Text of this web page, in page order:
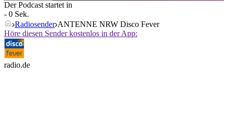
Der Podcast startet in
- 0 Sek.
Radiosender ANTENNE NRW Disco Fever
Höre diesen Sender kostenlos in der App:
radio.de